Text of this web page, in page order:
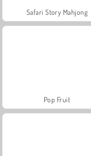
Safari Story Mahjong
Pop Fruit